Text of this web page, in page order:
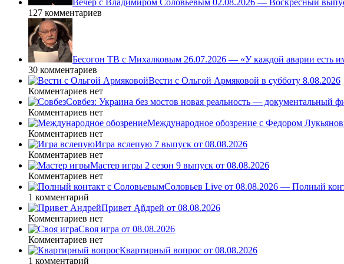
127 комментариев
Бесогон ТВ с Михалковым 26.07.2026 — «У каждой аварии есть
30 комментариев
Вести с Ольгой Армяковой в субботу 8.08.2026
Комментариев нет
Совбез: Украина без мостов новая реальность — документальный
Комментариев нет
Международное обозрение с Федором
Комментариев нет
Игра вслепую 7 выпуск от 08.08.2026
Комментариев нет
Мастер игры 2 сезон 9 выпуск от 08.08.2026
Комментариев нет
Соловьев Live от 08.08.2026 — Полный
1 комментарий
Привет Ąñдpей от 08.08.2026
Комментариев нет
Своя игра от 08.08.2026
Комментариев нет
Квартирный вопрос от 08.08.2026
1 комментарий